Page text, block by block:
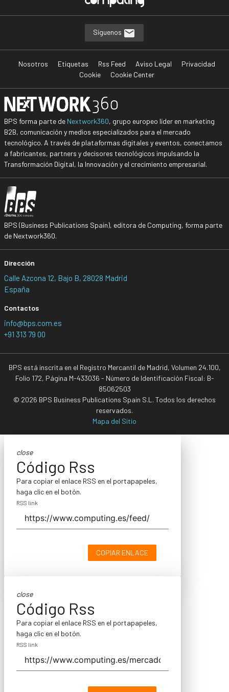
Síguenos
Nosotros Etiquetas Rss Feed Aviso Legal
Privacidad
Cookie
Cookie Center
BPS forma parte de Nextwork360, grupo europeo líder en marketing
B2B, comunicación y medios especializados para el mercado
tecnológico. A través de plataformas digitales y eventos, conectamos
a fabricantes, partners y decisores tecnológicos impulsando la
Transformación Digital, la Innovación y el crecimiento empresarial.
BPS (Business Publications Spain), editora de Computing, forma parte
de Nextwork360.
Dirección
Calle Azcona 12, Bajo B, 28028 Madrid
España
Contactos
info@bps.com.es
+91 313 79 00
BPS está inscrita en el Registro Mercantil de Madrid, Volumen 24.100,
Folio 172, Página M-433036 - Número de Identificación Fiscal: B-
85062503
© 2026 BPS Business Publications Spain S.L. Todos los derechos
reservados.
Mapa del Sitio
close
Código Rss
Para copiar el enlace RSS en el portapapeles,
haga clic en el botón.
RSS link
COPIAR ENLACE
close
Código Rss
Para copiar el enlace RSS en el portapapeles,
haga clic en el botón.
RSS link